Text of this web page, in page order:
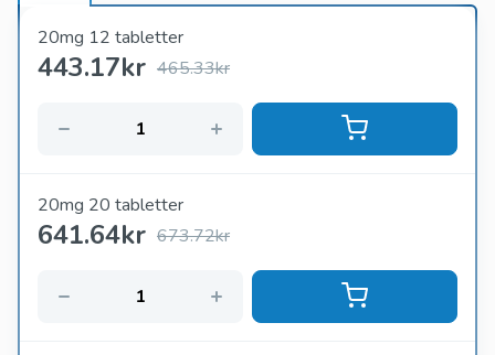
20mg 12 tabletter
443.17kr 465.33kr
20mg 20 tabletter
641.64kr 673.72kr